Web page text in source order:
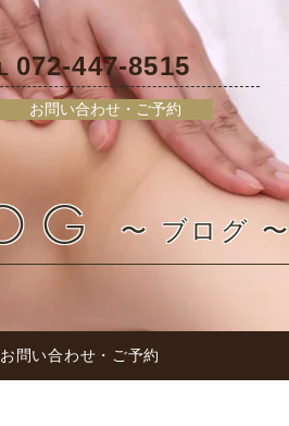
〜 ブログ 〜
お問い合わせ・ご予約
072-447-8515
お問い合わせ・ご予約